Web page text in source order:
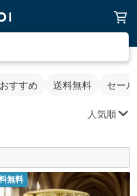
すすめ 送料無料 セー
人気順
無料